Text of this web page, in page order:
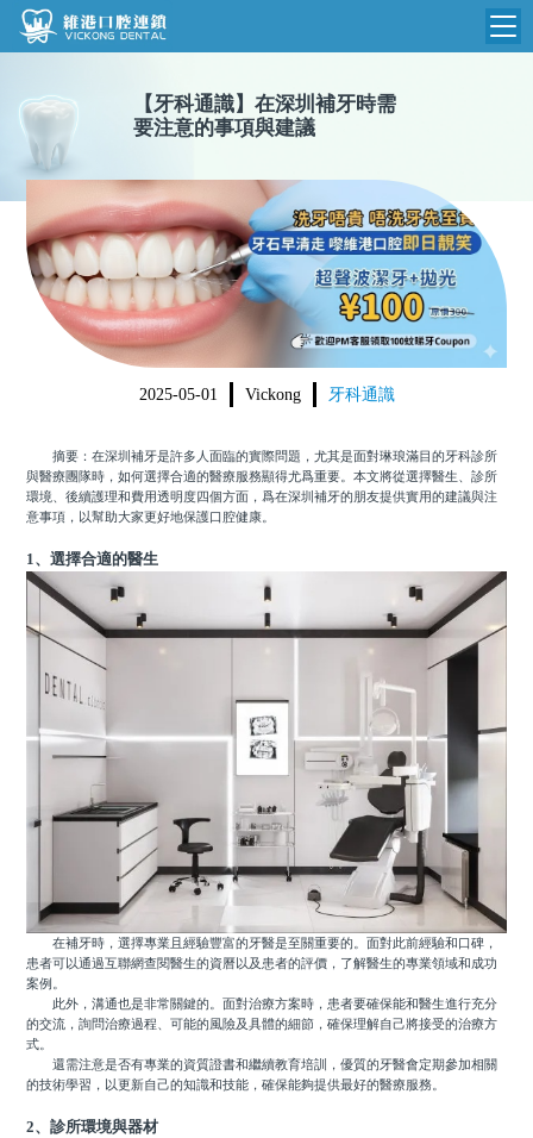
維港首頁
品牌介紹
環境設備
醫院新聞
收費標準
N
收費總表
植牙收費
根管收費
美學收費
箍牙收費
醫生團隊
門診時間
【 牙科通識】 在深圳補牙時需
要注意的事項與建議
2025-05-01 Vickong 牙科通識
摘要：在深圳補牙是許多人面臨的實際問題，尤其是面對琳琅滿目的牙科診所
與醫療團隊時，如何選擇合適的醫療服務顯得尤爲重要。本文將從選擇醫生、診所
環境、後續護理和費用透明度四個方面，爲在深圳補牙的朋友提供實用的建議與注
意事項，以幫助大家更好地保護口腔健康。
1、選擇合適的醫生
在補牙時，選擇專業且經驗豐富的牙醫是至關重要的。面對此前經驗和口碑，
患者可以通過互聯網查閱醫生的資曆以及患者的評價，了解醫生的專業領域和成功
案例。
此外，溝通也是非常關鍵的。面對治療方案時，患者要確保能和醫生進行充分
的交流，詢問治療過程、可能的風險及具體的細節，確保理解自己將接受的治療方
式。
還需注意是否有專業的資質證書和繼續教育培訓，優質的牙醫會定期參加相關
的技術學習，以更新自己的知識和技能，確保能夠提供最好的醫療服務。
2、診所環境與器材